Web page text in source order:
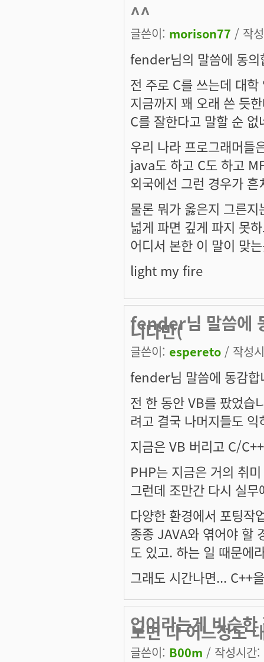
^^
글쓴이: morison77 / 작
fender님의 말씀에 동의
전 주로 C를 쓰는데 대학
지금까지 꽤 오래 쓴 듯
C를 잘한다고 말할 순 없
우리 나라 프로그래머들
java도 하고 C도 하고
외국에선 그런 경우가
물론 뭐가 옳은지 그른
넓게 파면 깊게 파지 못
어디서 본한 이 말이 맞
light my fire
fender님 말씀에
니다만(
글쓴이: espereto / 작성
fender님 말씀에 동감합
전 한 동안 VB를 팠었습
려고 결국 나머지들도 익
지금은 VB 버리고 C/
PHP는 지금은 거의 취
그런데 조만간 다시 실
다양한 환경에서 포팅작
종종 JAVA와 엮어야 할
도 있고. 하는 일 때문에
그래도 시간나면... C++
언어라는게 비슷
보면 다 어느정도
글쓴이: B00m / 작성시간